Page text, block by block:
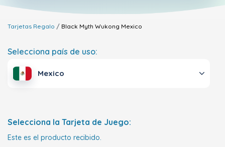
Tarjetas Regalo Black Myth Wukong Mexico
Selecciona país de uso:
Mexico
Selecciona la Tarjeta de Juego:
Este es el producto recibido.